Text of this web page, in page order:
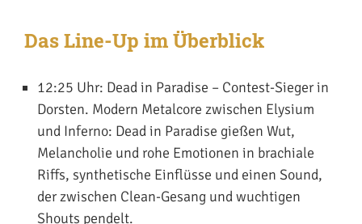
Das Line-Up im Überblick
12:25 Uhr: Dead in Paradise ­– Contest-Sieger in
Dorsten. Modern Metalcore zwischen Elysium
und Inferno: Dead in Paradise gießen Wut,
Melancholie und rohe Emotionen in brachiale
Riffs, synthetische Einflüsse und einen Sound,
der zwischen Clean-Gesang und wuchtigen
Shouts pendelt.